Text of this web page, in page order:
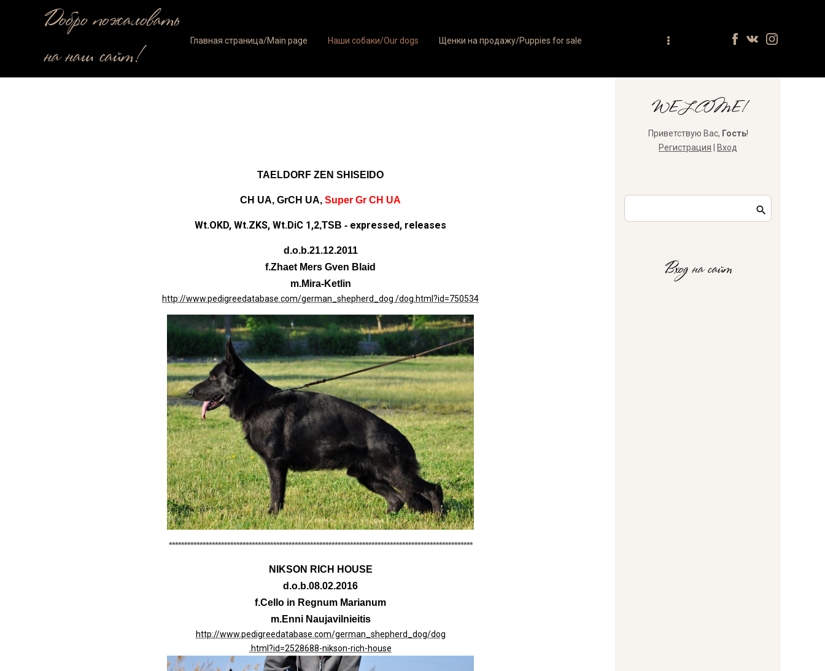
Добро пожаловать
на наш сайт!
Главная страница/Main page Наши собаки/Our dogs Щенки на продажу/Puppies for sale
TAELDORF ZEN SHISEIDO
CH UA, GrCH UA, Super Gr CH UA
Wt.OKD, Wt.ZKS, Wt.DiC 1,2,TSB - expressed, releases
d.o.b.21.12.2011
f.Zhaet Mers Gven Blaid
m.Mira-Ketlin
http://www.pedigreedatabase.com/german_shepherd_dog /dog.html?id=750534
***************************************************************************************************
NIKSON RICH HOUSE
d.o.b.08.02.2016
f.Cello in Regnum Marianum
m.Enni Naujavilnieitis
http://www.pedigreedatabase.com/german_shepherd_dog/dog
.html?id=2528688-nikson-rich-house
WELCOME!
Приветствую Вас, Гость!
Регистрация
Вход
Вход на сайт